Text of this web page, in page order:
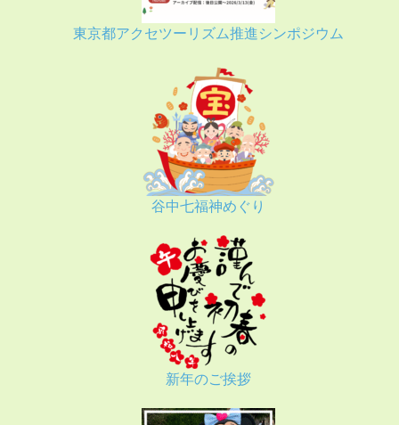
東京都アクセツーリズム推進シンポジウム
谷中七福神めぐり
新年のご挨拶